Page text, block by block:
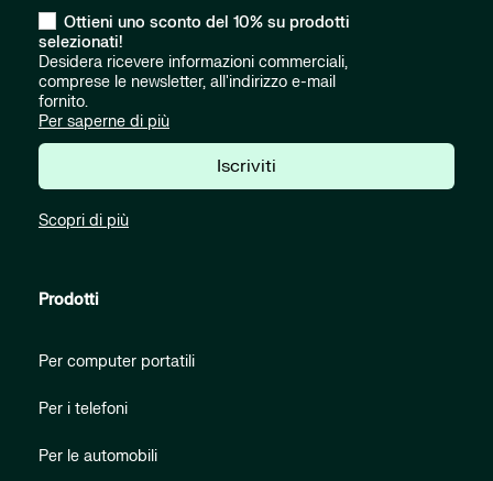
Ottieni uno sconto del 10% su prodotti
selezionati!
Desidera ricevere informazioni commerciali,
comprese le newsletter, all'indirizzo e-mail
fornito.
Per saperne di più
Iscriviti
Scopri di più
Prodotti
Per computer portatili
Per i telefoni
Per le automobili